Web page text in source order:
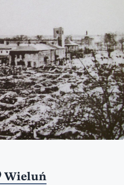
Wieluń